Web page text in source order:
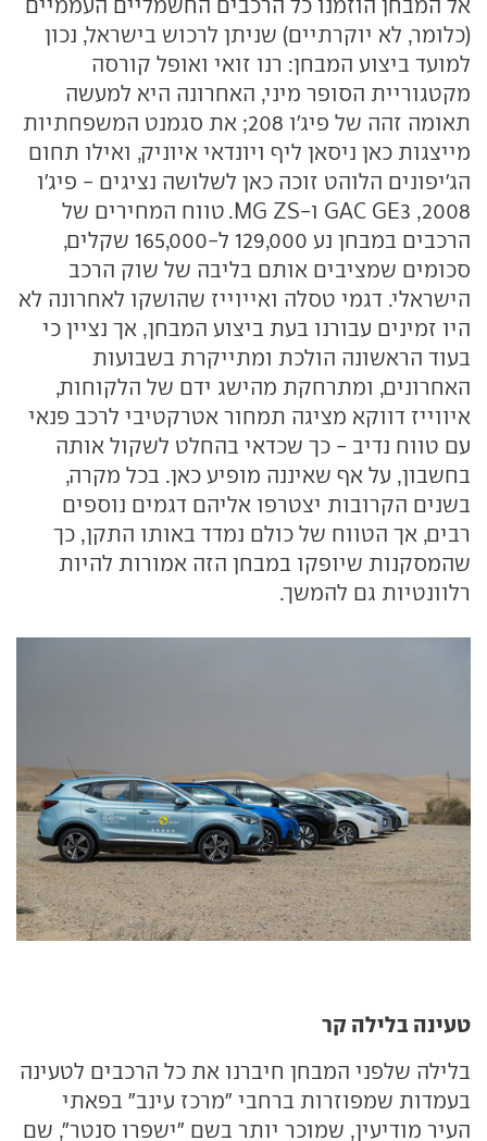
אל המבחן הוזמנו כל הרכבים החשמליים העממיים
(כלומר, לא יוקרתיים) שניתן לרכוש בישראל, נכון
למועד ביצוע המבחן: רנו זואי ואופל קורסה
מקטגוריית הסופר מיני, האחרונה היא למעשה
תאומה זהה של פיג'ו 208; את סגמנט המשפחתיות
מייצגות כאן ניסאן ליף ויונדאי איוניק, ואילו תחום
הג'יפונים הלוהט זוכה כאן לשלושה נציגים - פיג'ו
2008, GAC GE3 ו-MG ZS. טווח המחירים של
הרכבים במבחן נע 129,000 ל-165,000 שקלים,
סכומים שמציבים אותם בליבה של שוק הרכב
הישראלי. דגמי טסלה ואייוייז שהושקו לאחרונה לא
היו זמינים עבורנו בעת ביצוע המבחן, אך נציין כי
בעוד הראשונה הולכת ומתייקרת בשבועות
האחרונים, ומתרחקת מהישג ידם של הלקוחות,
איווייז דווקא מציגה תמחור אטרקטיבי לרכב פנאי
עם טווח נדיב - כך שכדאי בהחלט לשקול אותה
בחשבון, על אף שאיננה מופיע כאן. בכל מקרה,
בשנים הקרובות יצטרפו אליהם דגמים נוספים
רבים, אך הטווח של כולם נמדד באותו התקן, כך
שהמסקנות שיופקו במבחן הזה אמורות להיות
רלוונטיות גם להמשך.
טעינה בלילה קר
בלילה שלפני המבחן חיברנו את כל הרכבים לטעינה
בעמדות שמפוזרות ברחבי "מרכז עינב" בפאתי
העיר מודיעין, שמוכר יותר בשם "ישפרו סנטר", שם